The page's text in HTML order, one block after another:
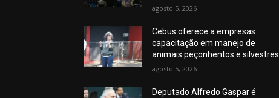
agosto 5, 2026
Cebus oferece a empresas
capacitação em manejo de
animais peçonhentos e silvestres
agosto 5, 2026
Deputado Alfredo Gaspar é